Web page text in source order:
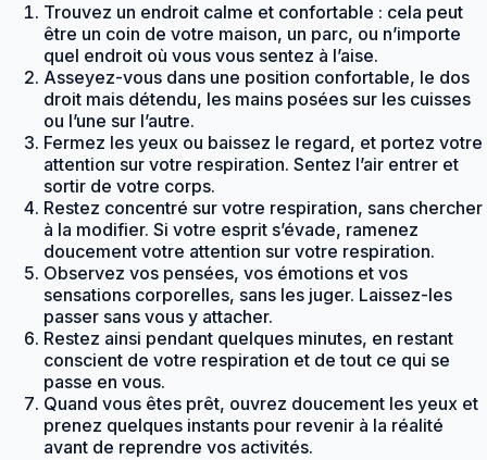
Trouvez un endroit calme et confortable : cela peut
être un coin de votre maison, un parc, ou n’importe
quel endroit où vous vous sentez à l’aise.
Asseyez-vous dans une position confortable, le dos
droit mais détendu, les mains posées sur les cuisses
ou l’une sur l’autre.
Fermez les yeux ou baissez le regard, et portez votre
attention sur votre respiration. Sentez l’air entrer et
sortir de votre corps.
Restez concentré sur votre respiration, sans chercher
à la modifier. Si votre esprit s’évade, ramenez
doucement votre attention sur votre respiration.
Observez vos pensées, vos émotions et vos
sensations corporelles, sans les juger. Laissez-les
passer sans vous y attacher.
Restez ainsi pendant quelques minutes, en restant
conscient de votre respiration et de tout ce qui se
passe en vous.
Quand vous êtes prêt, ouvrez doucement les yeux et
prenez quelques instants pour revenir à la réalité
avant de reprendre vos activités.